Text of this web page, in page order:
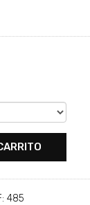
485